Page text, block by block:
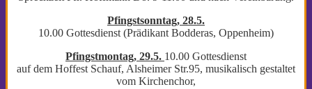
Pfingstsonntag, 28.5.
10.00 Gottesdienst (Prädikant Bodderas, Oppenheim)
Pfingstmontag, 29.5. 10.00 Gottesdienst
auf dem Hoffest Schauf, Alsheimer Str.95, musikalisch gestaltet
vom Kirchenchor,